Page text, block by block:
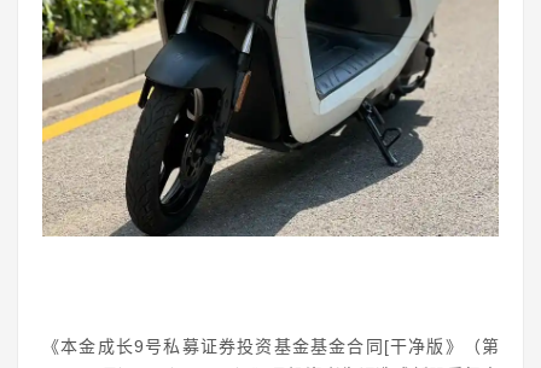
《本金成长9号私募证券投资基金基金合同[干净版》（第